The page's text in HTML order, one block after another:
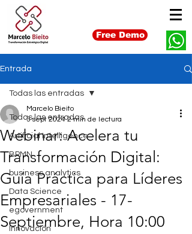
Free Demo
Entrada
Todas las entradas
Artificial Intelligence
BPMN
business analytics
Data Science
egovernment
Innovación
Todas las entradas
Webinar: Acelera tu
Transformación Digital:
Guía Práctica para Líderes
Empresariales - 17-
Septiembre, Hora 10:00
Marcelo Bieito
3 sept 2024 2 min de lectura